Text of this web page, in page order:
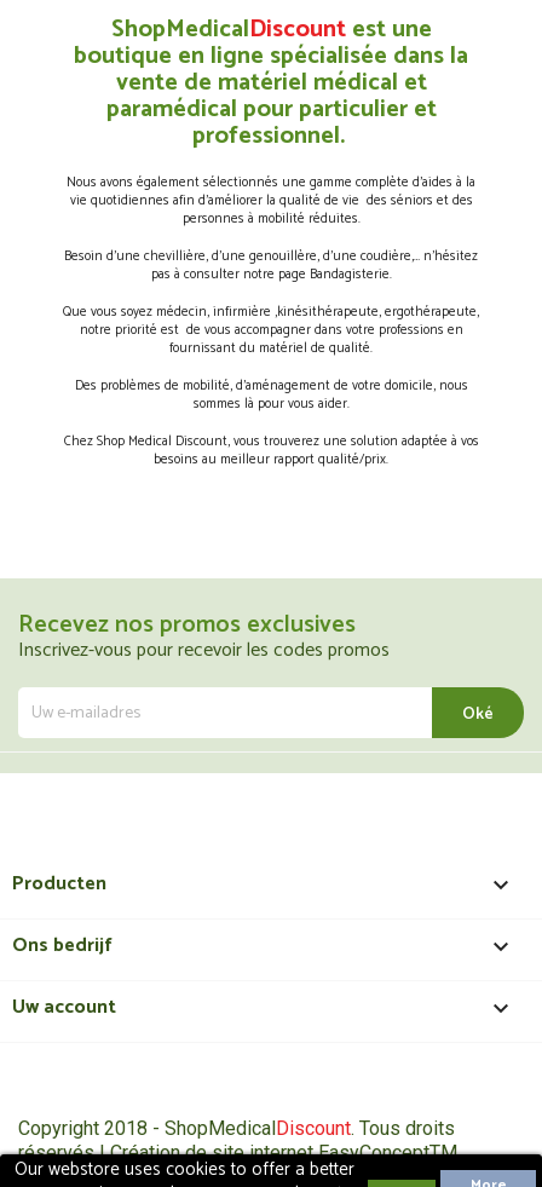
Our webstore uses cookies to offer a better
ShopMedicalDiscountest une
boutique en ligne spécialisée dans la
vente de matériel médical et
paramédical pour particulier et
professionnel.
Nous avons également sélectionnés une gamme complète d’aides à la
vie quotidiennes afin d’améliorer la qualité de vie des séniors et des
personnes à mobilité réduites.
Besoin d’une chevillière, d’une genouillère, d’une coudière,… n’hésitez
pas à consulter notre page Bandagisterie.
Que vous soyez médecin, infirmière ,kinésithérapeute, ergothérapeute,
notre priorité est de vous accompagner dans votre professions en
fournissant du matériel de qualité.
Des problèmes de mobilité, d’aménagement de votre domicile, nous
sommes là pour vous aider.
Chez Shop Medical Discount, vous trouverez une solution adaptée à vos
besoins au meilleur rapport qualité/prix.
Recevez nos promos exclusives
Inscrivez-vous pour recevoir les codes promos
Producten 
Ons bedrijf 
Uw account 
Copyright 2018 - ShopMedicalDiscount. Tous droits
réservés | Création de site internet EasyConceptTM